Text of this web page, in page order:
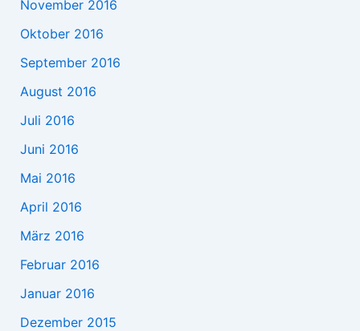
November 2016
Oktober 2016
September 2016
August 2016
Juli 2016
Juni 2016
Mai 2016
April 2016
März 2016
Februar 2016
Januar 2016
Dezember 2015